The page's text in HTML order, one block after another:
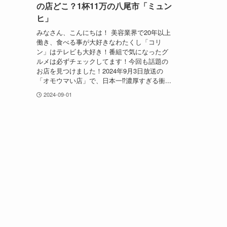
の店どこ？1杯11万の八尾市「ミュン
ヒ」
みなさん、こんにちは！ 美容業界で20年以上
働き、食べる事が大好きなわたくし「コリ
ン」はテレビも大好き！番組で気になったグ
ルメは必ずチェックしてます！今回も話題の
お店を見つけました！2024年9月3日放送の
「オモウマい店」で、日本一⁉濃厚すぎる衝...
2024-09-01